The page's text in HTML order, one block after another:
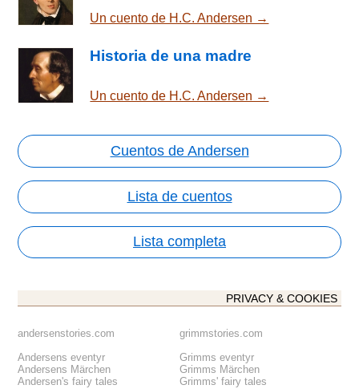
Un cuento de H.C. Andersen →
Historia de una madre
Un cuento de H.C. Andersen →
Cuentos de Andersen
Lista de cuentos
Lista completa
PRIVACY & COOKIES
andersenstories.com
Andersens eventyr
Andersens Märchen
Andersen's fairy tales
grimmstories.com
Grimms eventyr
Grimms Märchen
Grimms' fairy tales